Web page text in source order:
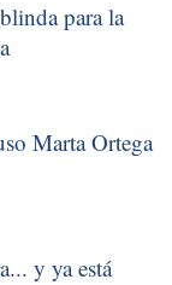
para la
Marta Ortega
y ya está